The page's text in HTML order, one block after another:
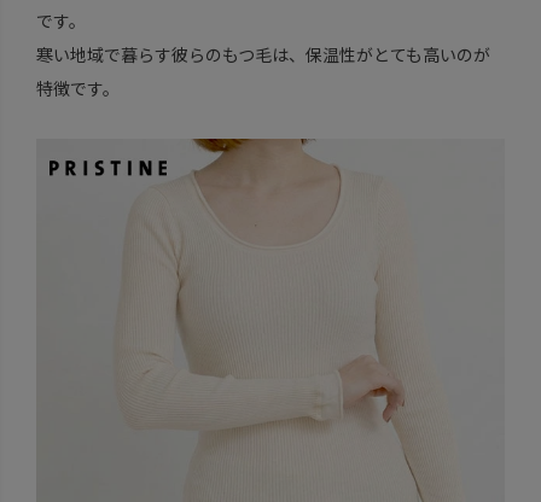
です。
寒い地域で暮らす彼らのもつ毛は、保温性がとても高いのが
特徴です。